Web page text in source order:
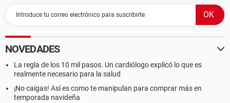
NOVEDADES
La regla de los 10 mil pasos. Un cardiólogo explicó lo que es
realmente necesario para la salud
¡No caigas! Así es como te manipulan para comprar más en
temporada navideña